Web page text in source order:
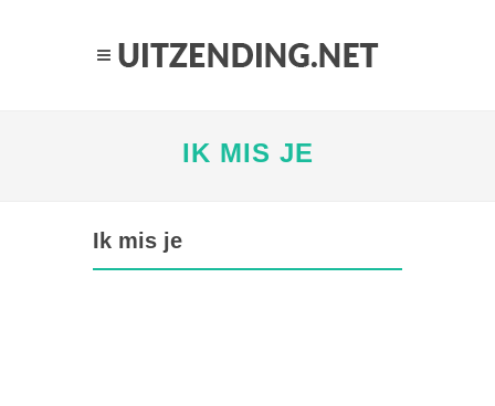
IK MIS JE
Ik mis je